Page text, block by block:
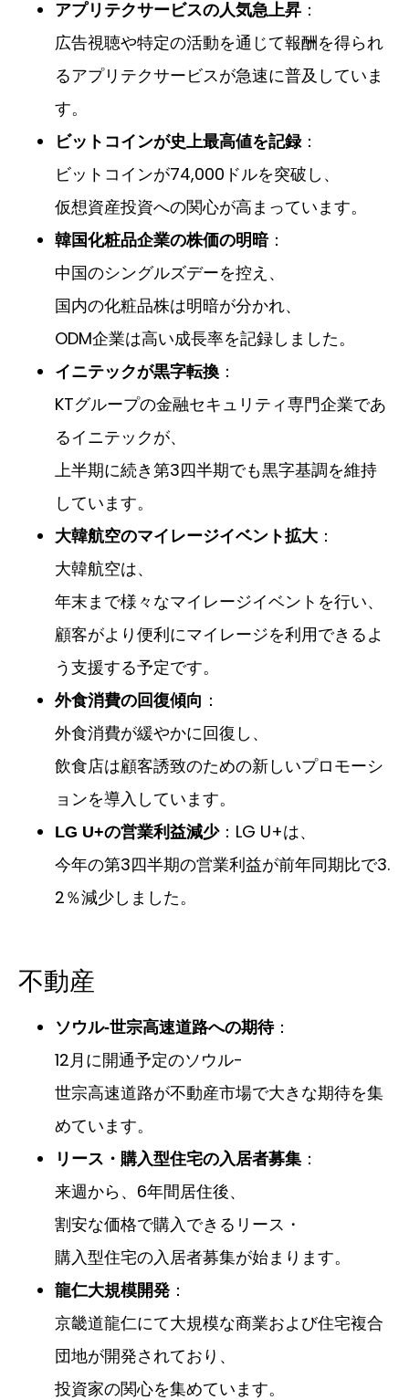
アプリテクサービスの人気急上昇 ：
広告視聴や特定の活動を通じて報酬を得られ
るアプリテクサービスが急速に普及していま
す。
ビットコインが史上最高値を記録：
ビットコインが74,000ドルを突破し、
仮想資産投資への関心が高まっています。
韓国化粧品企業の株価の明暗：
中国のシングルズデーを控え、
国内の化粧品株は明暗が分かれ、
ODM企業は高い成長率を記録しました。
イニテックが黒字転換：
KTグループの金融セキュリティ専門企業であ
るイニテックが、
上半期に続き第3四半期でも黒字基調を維持
しています。
大韓航空のマイレージイベント拡大：
大韓航空は、
年末まで様々なマイレージイベントを行い、
顧客がより便利にマイレージを利用できるよ
う支援する予定です。
外食消費の回復傾向 ：
外食消費が緩やかに回復し、
飲食店は顧客誘致のための新しいプロモーシ
ョンを導入しています。
LG U+の営業利益減少：LG U+は、
今年の第3四半期の営業利益が前年同期比で3.
2％減少しました。
不動産
ソウル-世宗高速道路への期待：
12月に開通予定のソウル-
世宗高速道路が不動産市場で大きな期待を集
めています。
リース・購入型住宅の入居者募集 ：
来週から、6年間居住後、
割安な価格で購入できるリース・
購入型住宅の入居者募集が始まります。
龍仁大規模開発：
京畿道龍仁にて大規模な商業および住宅複合
団地が開発されており、
投資家の関心を集めています。